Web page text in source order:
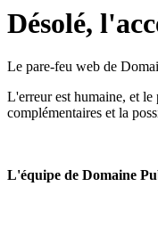
Désolé,
Le pare-feu web de
L'erreur est humaine, et le
complémentaires et la
L'équipe de Domaine